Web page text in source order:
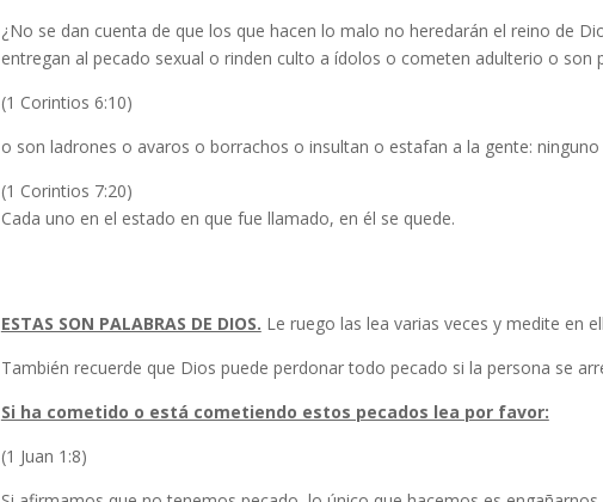
¿No se dan cuenta de que los que hacen lo malo no heredarán el reino de
entregan al pecado sexual o rinden culto a ídolos o cometen adulterio o
(1 Corintios 6:10)
o son ladrones o avaros o borrachos o insultan o estafan a la gente:
(1 Corintios 7:20)
Cada uno en el estado en que fue llamado, en él se quede.
ESTAS SON PALABRAS DE DIOS. Le ruego las lea varias veces y medite en
También recuerde que Dios puede perdonar todo pecado si la persona se
Si ha cometido o está cometiendo estos pecados lea por favor:
(1 Juan 1:8)